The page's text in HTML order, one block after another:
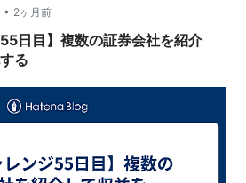
ックス登録リクエストを全記事に
• 2ヶ月前
55日目】複数の証券会社を紹介
る